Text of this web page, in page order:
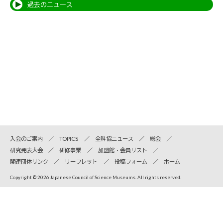
過去のニュース
入会のご案内 TOPICS 全科協ニュース
総会
研究発表大会
研修事業
加盟館・会員リスト
関連団体リンク
リーフレット 投稿フォーム ホーム
Copyright © 2026 Japanese Council of Science Museums. All rights reserved.